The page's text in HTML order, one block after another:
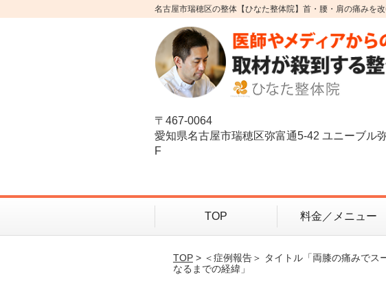
名古屋市瑞穂区の整体【ひなた整体院】首・腰・肩の痛みを改
〒467-0064
愛知県名古屋市瑞穂区弥富通5-42 ユニーブル
F
TOP 料金／メニュー
TOP> ＜症例報告＞ タイトル「両膝の痛みでス
なるまでの経緯」